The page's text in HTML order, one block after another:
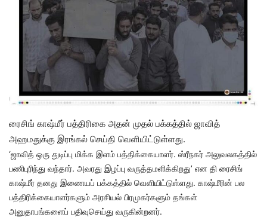
ரைசிங் காஷ்மீர் பத்திரிகை அதன் முதல் பக்கத்தில் ஜாவித்
அஹமதுக்கு இரங்கல் செய்தி வெளியிட்டுள்ளது.
‘ஜாவித் ஒரு துடிப்பு மிக்க இளம் பத்திக்கையாளர். ஸ்ரீநகர் அலுவலகத்தில்
பணிபுரிந்து வந்தார். அவரது இழப்பு வருத்தமளிக்கிறது’ என தி ரைசிங்
காஷ்மீர் தனது இணையப் பக்கத்தில் வெளியிட்டுள்ளது. காஷ்மீரின் பல
பத்திரிக்கையாளர்களும் அரசியல் பிரமுகர்களும் தங்கள்
அனுதாபங்களைப் பதிவுசெய்து வருகின்றனர்.